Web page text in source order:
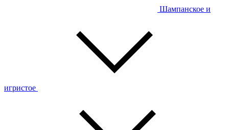
Шампанское и
игристое